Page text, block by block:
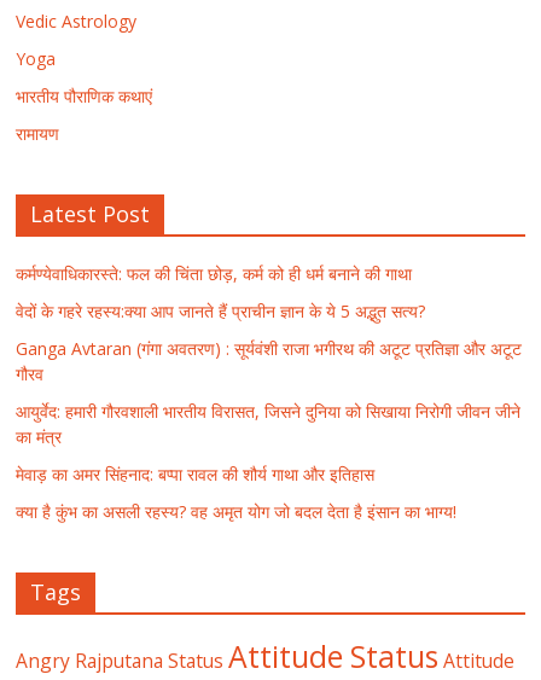
Vedic Astrology
Yoga
भारतीय पौराणिक कथाएं
रामायण
Latest Post
कर्मण्येवाधिकारस्ते: फल की चिंता छोड़, कर्म को ही धर्म बनाने की गाथा
वेदों के गहरे रहस्य:क्या आप जानते हैं प्राचीन ज्ञान के ये 5 अद्भुत सत्य?
Ganga Avtaran (गंगा अवतरण) : सूर्यवंशी राजा भगीरथ की अटूट प्रतिज्ञा और अटूट
गौरव
आयुर्वेद: हमारी गौरवशाली भारतीय विरासत, जिसने दुनिया को सिखाया निरोगी जीवन जीने
का मंत्र
मेवाड़ का अमर सिंहनाद: बप्पा रावल की शौर्य गाथा और इतिहास
क्या है कुंभ का असली रहस्य? वह अमृत योग जो बदल देता है इंसान का भाग्य!
Tags
Angry Rajputana Status Attitude Status Attitude